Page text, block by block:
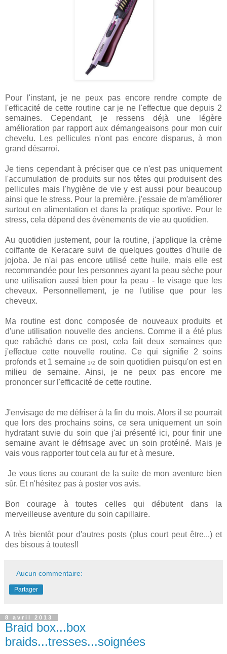
Pour l'instant, je ne peux pas encore rendre compte de
l'efficacité de cette routine car je ne l'effectue que depuis 2
semaines. Cependant, je ressens déjà une légère
amélioration par rapport aux démangeaisons pour mon cuir
chevelu. Les pellicules n'ont pas encore disparus, à mon
grand désarroi.
Je tiens cependant à préciser que ce n'est pas uniquement
l'accumulation de produits sur nos têtes qui produisent des
pellicules mais l'hygiène de vie y est aussi pour beaucoup
ainsi que le stress. Pour la première, j'essaie de m'améliorer
surtout en alimentation et dans la pratique sportive. Pour le
stress, cela dépend des évènements de vie au quotidien.
Au quotidien justement, pour la routine, j'applique la crème
coiffante de Keracare suivi de quelques gouttes d'huile de
jojoba. Je n'ai pas encore utilisé cette huile, mais elle est
recommandée pour les personnes ayant la peau sèche pour
une utilisation aussi bien pour la peau - le visage que les
cheveux. Personnellement, je ne l'utilise que pour les
cheveux.
Ma routine est donc composée de nouveaux produits et
d'une utilisation nouvelle des anciens. Comme il a été plus
que rabâché dans ce post, cela fait deux semaines que
j'effectue cette nouvelle routine. Ce qui signifie 2 soins
profonds et 1 semaine 1/2 de soin quotidien puisqu'on est en
milieu de semaine. Ainsi, je ne peux pas encore me
prononcer sur l'efficacité de cette routine.
J'envisage de me défriser à la fin du mois. Alors il se pourrait
que lors des prochains soins, ce sera uniquement un soin
hydratant suvie du soin que j'ai présenté ici, pour finir une
semaine avant le défrisage avec un soin protéiné. Mais je
vais vous rapporter tout cela au fur et à mesure.
Je vous tiens au courant de la suite de mon aventure bien
sûr. Et n'hésitez pas à poster vos avis.
Bon courage à toutes celles qui débutent dans la
merveilleuse aventure du soin capillaire.
A très bientôt pour d'autres posts (plus court peut être...) et
des bisous à toutes!!
Aucun commentaire:
Partager
8 avril 2013
Braid box...box
braids...tresses...soignées